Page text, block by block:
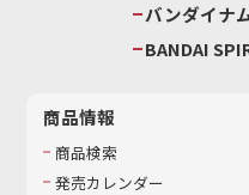
バンダイナ
BANDAI
商品情報
商品検索
発売カレンダー